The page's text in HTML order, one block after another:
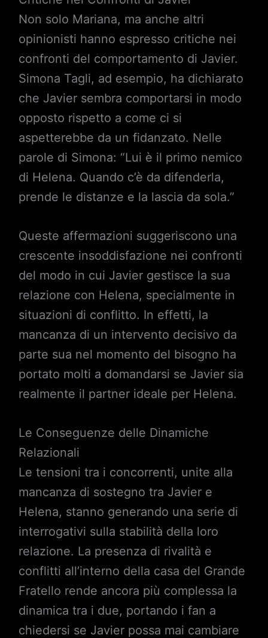
Non solo Mariana, ma anche altri
opinionisti hanno espresso critiche nei
confronti del comportamento di Javier.
Simona Tagli, ad esempio, ha dichiarato
che Javier sembra comportarsi in modo
opposto rispetto a come ci si
aspetterebbe da un fidanzato. Nelle
parole di Simona: “Lui è il primo nemico
di Helena. Quando c’è da difenderla,
prende le distanze e la lascia da sola.”
Queste affermazioni suggeriscono una
crescente insoddisfazione nei confronti
del modo in cui Javier gestisce la sua
relazione con Helena, specialmente in
situazioni di conflitto. In effetti, la
mancanza di un intervento decisivo da
parte sua nel momento del bisogno ha
portato molti a domandarsi se Javier sia
realmente il partner ideale per Helena.
Le Conseguenze delle Dinamiche
Relazionali
Le tensioni tra i concorrenti, unite alla
mancanza di sostegno tra Javier e
Helena, stanno generando una serie di
interrogativi sulla stabilità della loro
relazione. La presenza di rivalità e
conflitti all’interno della casa del Grande
Fratello rende ancora più complessa la
dinamica tra i due, portando i fan a
chiedersi se Javier possa mai cambiare